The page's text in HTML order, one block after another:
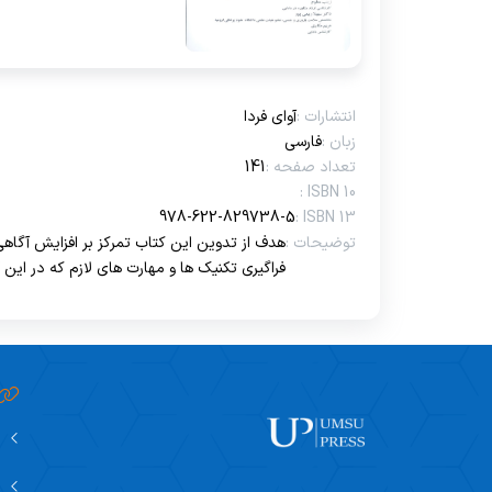
انتشارات :آوای فردا
زبان :فارسی
تعداد صفحه :141
ISBN 10 :
ISBN 13 :
978-622-829738-5
توضیحات :هدف از تدوین این کتاب تمرکز بر افزایش
فراگیری تکنیک ها و مهارت های لازم که در